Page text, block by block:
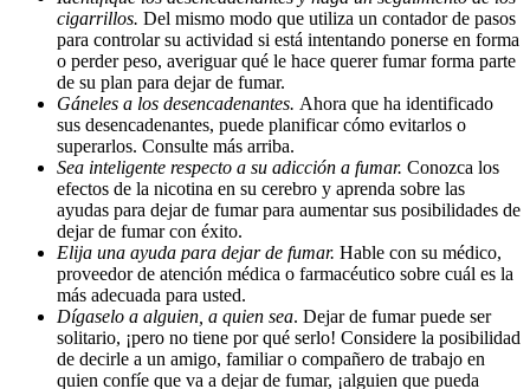
cigarrillos. Del mismo modo que utiliza un contador de pasos
para controlar su actividad si está intentando ponerse en forma
o perder peso, averiguar qué le hace querer fumar forma parte
de su plan para dejar de fumar.
Gáneles a los desencadenantes. Ahora que ha identificado
sus desencadenantes, puede planificar cómo evitarlos o
superarlos. Consulte más arriba.
Sea inteligente respecto a su adicción a fumar. Conozca los
efectos de la nicotina en su cerebro y aprenda sobre las
ayudas para dejar de fumar para aumentar sus posibilidades de
dejar de fumar con éxito.
Elija una ayuda para dejar de fumar. Hable con su médico,
proveedor de atención médica o farmacéutico sobre cuál es la
más adecuada para usted.
Dígaselo a alguien, a quien sea. Dejar de fumar puede ser
solitario, ¡pero no tiene por qué serlo! Considere la posibilidad
de decirle a un amigo, familiar o compañero de trabajo en
quien confíe que va a dejar de fumar, ¡alguien que pueda